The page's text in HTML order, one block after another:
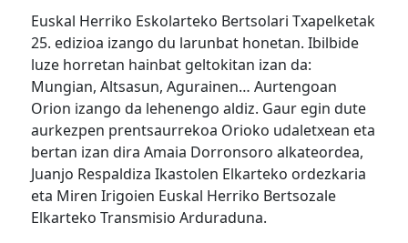
Euskal Herriko Eskolarteko Bertsolari Txapelketak
25. edizioa izango du larunbat honetan. Ibilbide
luze horretan hainbat geltokitan izan da:
Mungian, Altsasun, Agurainen… Aurtengoan
Orion izango da lehenengo aldiz. Gaur egin dute
aurkezpen prentsaurrekoa Orioko udaletxean eta
bertan izan dira Amaia Dorronsoro alkateordea,
Juanjo Respaldiza Ikastolen Elkarteko ordezkaria
eta Miren Irigoien Euskal Herriko Bertsozale
Elkarteko Transmisio Arduraduna.